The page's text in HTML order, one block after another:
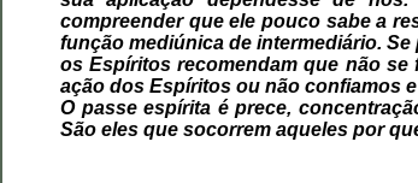
compreender que ele pouco sabe a
função mediúnica de intermediário.
os Espíritos recomendam que não
ação dos Espíritos ou não confiamos
O passe espírita é prece,
São eles que socorrem aqueles por